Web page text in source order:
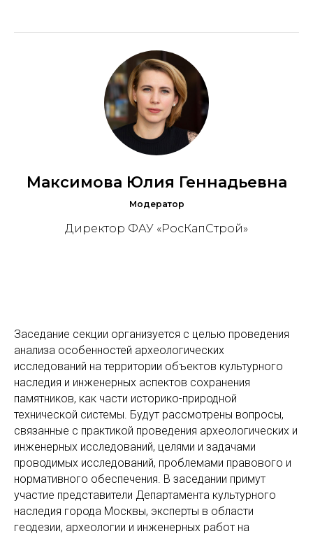
Максимова Юлия Геннадьевна
Модератор
Директор ФАУ «РосКапСтрой»
Заседание секции организуется с целью проведения
анализа особенностей археологических
исследований на территории объектов культурного
наследия и инженерных аспектов сохранения
памятников, как части историко-природной
технической системы. Будут рассмотрены вопросы,
связанные с практикой проведения археологических и
инженерных исследований, целями и задачами
проводимых исследований, проблемами правового и
нормативного обеспечения. В заседании примут
участие представители Департамента культурного
наследия города Москвы, эксперты в области
геодезии, археологии и инженерных работ на